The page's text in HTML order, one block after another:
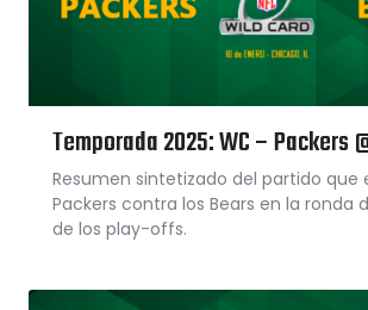
Temporada 2025: WC – Packers
Resumen sintetizado del partido que
Packers contra los Bears en la ronda
de los play-offs.